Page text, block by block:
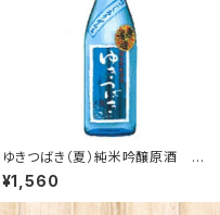
ゆきつばき（夏）純米吟醸原酒 無
濾過 絹ごしおりがらみ 720ml
¥1,560